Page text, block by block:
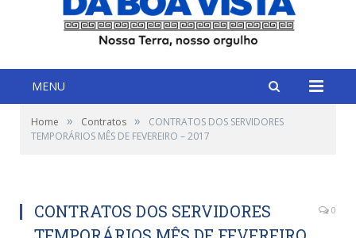
MENU
Home » Contratos »
CONTRATOS DOS SERVIDORES
TEMPORÁRIOS MÊS DE FEVEREIRO – 2017
CONTRATOS DOS SERVIDORES
0